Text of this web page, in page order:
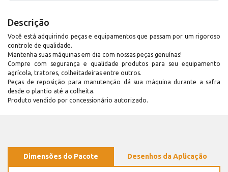
Descrição
Você está adquirindo peças e equipamentos que passam por um rigoroso
controle de qualidade.
Mantenha suas máquinas em dia com nossas peças genuínas!
Compre com segurança e qualidade produtos para seu equipamento
agrícola, tratores, colheitadeiras entre outros.
Peças de reposição para manutenção dá sua máquina durante a safra
desde o plantio até a colheita.
Produto vendido por concessionário autorizado.
Dimensões do Pacote Desenhos da Aplicação